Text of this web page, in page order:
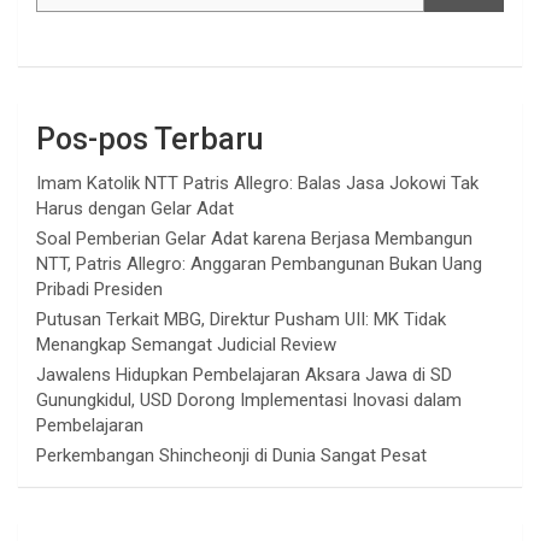
Pos-pos Terbaru
Imam Katolik NTT Patris Allegro: Balas Jasa Jokowi Tak
Harus dengan Gelar Adat
Soal Pemberian Gelar Adat karena Berjasa Membangun
NTT, Patris Allegro: Anggaran Pembangunan Bukan Uang
Pribadi Presiden
Putusan Terkait MBG, Direktur Pusham UII: MK Tidak
Menangkap Semangat Judicial Review
Jawalens Hidupkan Pembelajaran Aksara Jawa di SD
Gunungkidul, USD Dorong Implementasi Inovasi dalam
Pembelajaran
Perkembangan Shincheonji di Dunia Sangat Pesat